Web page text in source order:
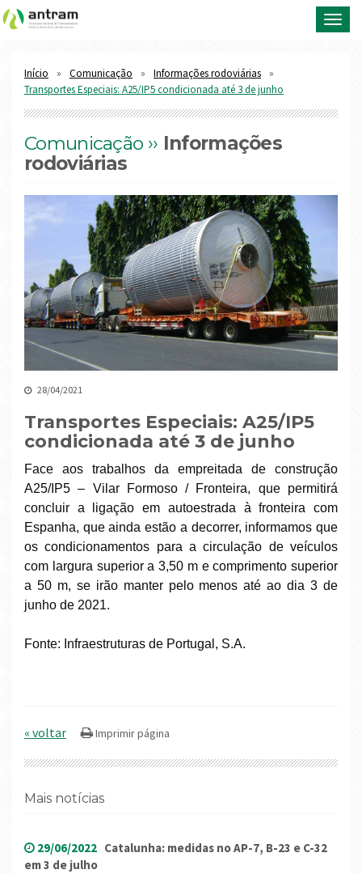
Início Comunicação
Informações rodoviárias
Transportes Especiais: A25/IP5 condicionada até 3 de junho
Comunicação ›› Informações
rodoviárias
28/04/2021
Transportes Especiais: A25/IP5
condicionada até 3 de junho
Face aos trabalhos da empreitada de construção
A25/IP5 – Vilar Formoso / Fronteira, que permitirá
concluir a ligação em autoestrada à fronteira com
Espanha, que ainda estão a decorrer, informamos que
os condicionamentos para a circulação de veículos
com largura superior a 3,50 m e comprimento superior
a 50 m, se irão manter pelo menos até ao dia 3 de
junho de 2021.
Fonte: Infraestruturas de Portugal, S.A.
« voltar
Mais notícias
29/06/2022 Catalunha: medidas no AP-7, B-23 e C-32
em 3 de julho